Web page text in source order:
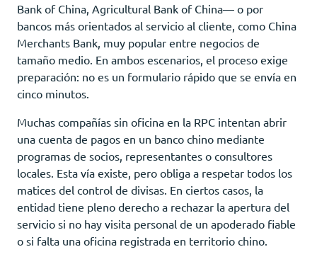
Bank of China, Agricultural Bank of China— o por
bancos más orientados al servicio al cliente, como China
Merchants Bank, muy popular entre negocios de
tamaño medio. En ambos escenarios, el proceso exige
preparación: no es un formulario rápido que se envía en
cinco minutos.
Muchas compañías sin oficina en la RPC intentan abrir
una cuenta de pagos en un banco chino mediante
programas de socios, representantes o consultores
locales. Esta vía existe, pero obliga a respetar todos los
matices del control de divisas. En ciertos casos, la
entidad tiene pleno derecho a rechazar la apertura del
servicio si no hay visita personal de un apoderado fiable
o si falta una oficina registrada en territorio chino.